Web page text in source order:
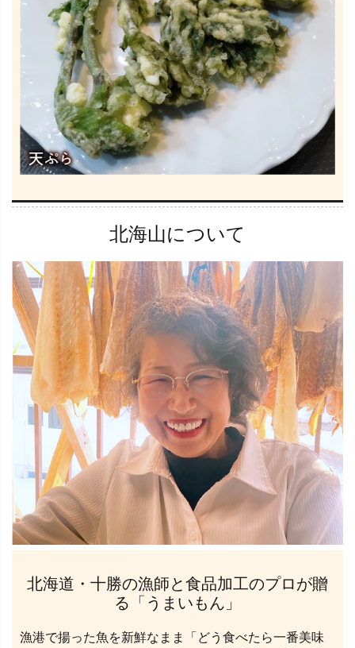
北海山について
北海道・十勝の漁師と食品加工のプロが贈
る「うまいもん」
漁港で揚った魚を新鮮なまま「どう食べたら一番美味